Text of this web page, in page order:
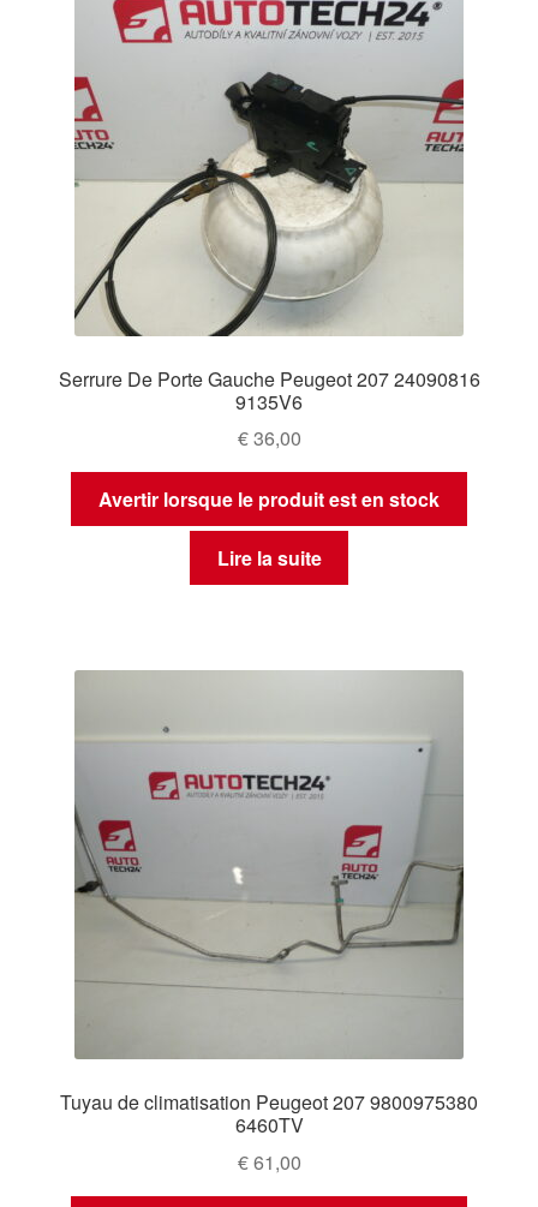
Serrure De Porte Gauche Peugeot 207 24090816
9135V6
€36,00
Avertir lorsque le produit est en stock
Lire la suite
Tuyau de climatisation Peugeot 207 9800975380
6460TV
€61,00